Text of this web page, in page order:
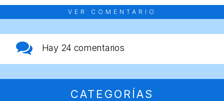
VER COMENTARIO
Hay 24 comentarios
CATEGORÍAS